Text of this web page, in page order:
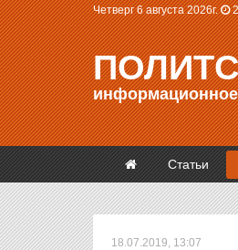
Четверг 6 августа 2026г.
информационное
Статьи
18.07.2019, 13:07